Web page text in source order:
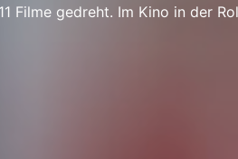
Filme gedreht. Im Kino in der